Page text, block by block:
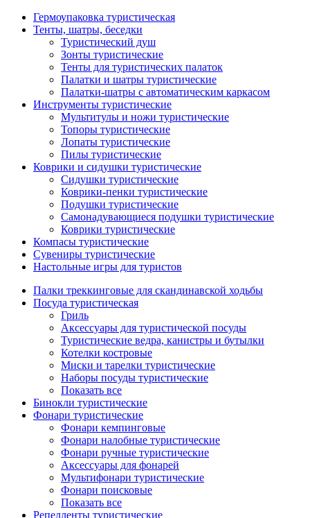
Гермоупаковка туристическая
Тенты, шатры, беседки
Туристический душ
Зонты туристические
Тенты для туристических палаток
Палатки и шатры туристические
Палатки-шатры с автоматическим каркасом
Инструменты туристические
Мультитулы и ножи туристические
Топоры туристические
Лопаты туристические
Пилы туристические
Коврики и сидушки туристические
Сидушки туристические
Коврики-пенки туристические
Подушки туристические
Самонадувающиеся подушки туристические
Коврики туристические
Компасы туристические
Сувениры туристические
Настольные игры для туристов
Палки треккинговые для скандинавской ходьбы
Посуда туристическая
Гриль
Аксессуары для туристической посуды
Туристические ведра, канистры и бутылки
Котелки костровые
Миски и тарелки туристические
Наборы посуды туристические
Показать все
Бинокли туристические
Фонари туристические
Фонари кемпинговые
Фонари налобные туристические
Фонари ручные туристические
Аксессуары для фонарей
Мультифонари туристические
Фонари поисковые
Показать все
Репелленты туристические